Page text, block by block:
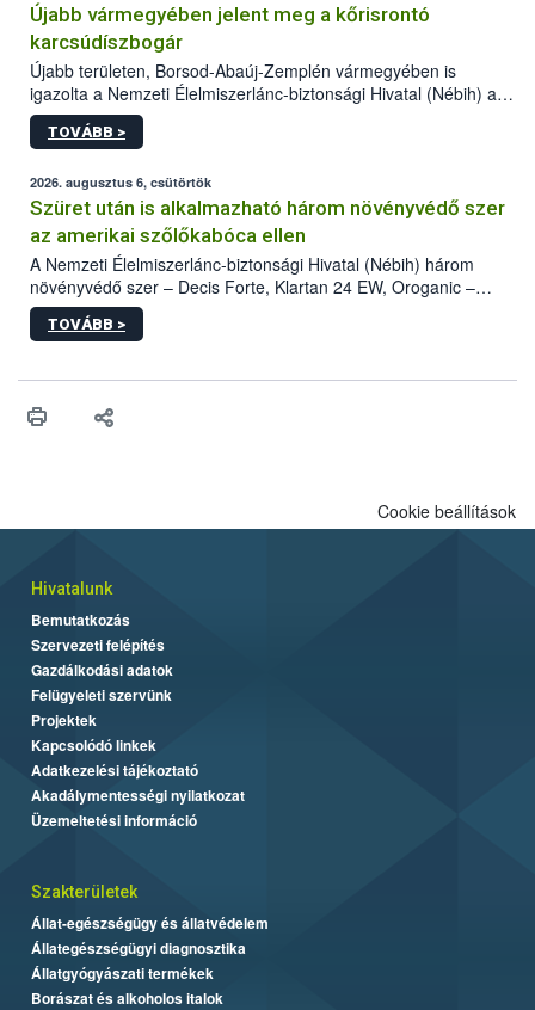
Újabb vármegyében jelent meg a kőrisrontó
karcsúdíszbogár
Újabb területen, Borsod-Abaúj-Zemplén vármegyében is
igazolta a Nemzeti Élelmiszerlánc-biztonsági Hivatal (Nébih) a
kőrisrontó karcsúdíszbogár (Agrilus planipennis) jelenlétét. A
kártevőt nem csak színcsapdában találták meg, de már fertőzött
az intenzív felderítést, emellett az intézkedéseket a szlovák
hatósággal is összehangolják a terjedés megállítása érdekében.
TOVÁBB >
2026. augusztus 6, csütörtök
Szüret után is alkalmazható három növényvédő szer
az amerikai szőlőkabóca ellen
A Nemzeti Élelmiszerlánc-biztonsági Hivatal (Nébih) három
növényvédő szer – Decis Forte, Klartan 24 EW, Oroganic –
engedélyokiratát módosította, így azok a szüretet követően,
egészen a vesszőérettség (BBCH 91) stádiumáig
érésű szőlőkben is legyen lehetőség a károsító elleni további
felhasználók számára is elérhető és ökológiai termesztésben is
TOVÁBB >
Cookie beállítások
Hivatalunk
Bemutatkozás
Szervezeti felépítés
Gazdálkodási adatok
Felügyeleti szervünk
Projektek
Kapcsolódó linkek
Adatkezelési tájékoztató
Akadálymentességi nyilatkozat
Üzemeltetési információ
Szakterületek
Állat-egészségügy és állatvédelem
Állategészségügyi diagnosztika
Állatgyógyászati termékek
Borászat és alkoholos italok